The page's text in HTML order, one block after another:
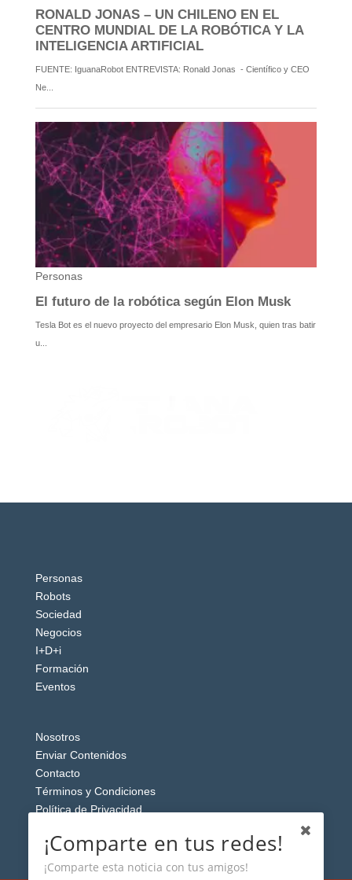
Personas
Robots
Sociedad
Negocios
I+D+i
Formación
Eventos
Nosotros
Enviar Contenidos
Contacto
Términos y Condiciones
Política de Privacidad
¡Comparte en tus redes!
¡Comparte esta noticia con tus amigos!